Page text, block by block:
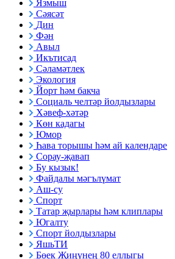
Язмыш
Сәясәт
Дин
Фән
Авыл
Икътисад
Сәламәтлек
Экология
Йорт һәм бакча
Социаль челтәр йолдызлары
Хәвеф-хәтәр
Көн кадагы
Юмор
Һава торышы һәм ай календаре
Сорау-җавап
Бу кызык!
Файдалы мәгълүмат
Аш-су
Спорт
Татар җырлары һәм клиплары
Югалту
Спорт йолдызлары
ЯшьТИ
Бөек Җиңүнең 80 еллыгы